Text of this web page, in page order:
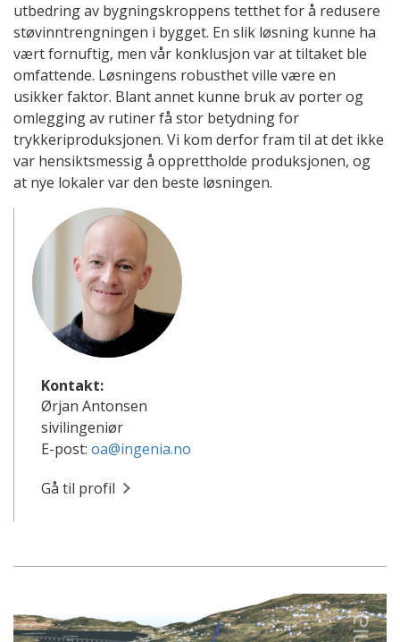
utbedring av bygningskroppens tetthet for å redusere
støvinntrengningen i bygget. En slik løsning kunne ha
vært fornuftig, men vår konklusjon var at tiltaket ble
omfattende. Løsningens robusthet ville være en
usikker faktor. Blant annet kunne bruk av porter og
omlegging av rutiner få stor betydning for
trykkeriproduksjonen. Vi kom derfor fram til at det ikke
var hensiktsmessig å opprettholde produksjonen, og
at nye lokaler var den beste løsningen.
Kontakt:
Ørjan Antonsen
sivilingeniør
E-post: oa@ingenia.no
Gå til profil